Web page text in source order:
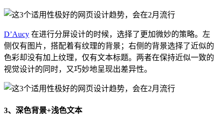
D’Aucy 在进行分屏设计的时候，选择了更加微妙的策略。左
侧仅有图片，搭配着有纹理的背景；右侧的背景选择了近似的
色彩却没有加上纹理，仅有文本标题。两者在保持近似一致的
视觉设计的同时，又巧妙地呈现出差异性。
3、深色背景+浅色文本